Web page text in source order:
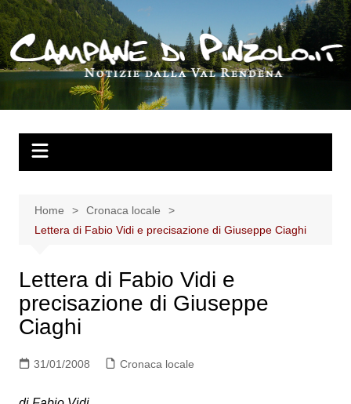
Salta
al
contenuto
Home
Cronaca locale
Lettera di Fabio Vidi e precisazione di Giuseppe Ciaghi
Lettera di Fabio Vidi e
precisazione di Giuseppe
Ciaghi
31/01/2008 Cronaca locale